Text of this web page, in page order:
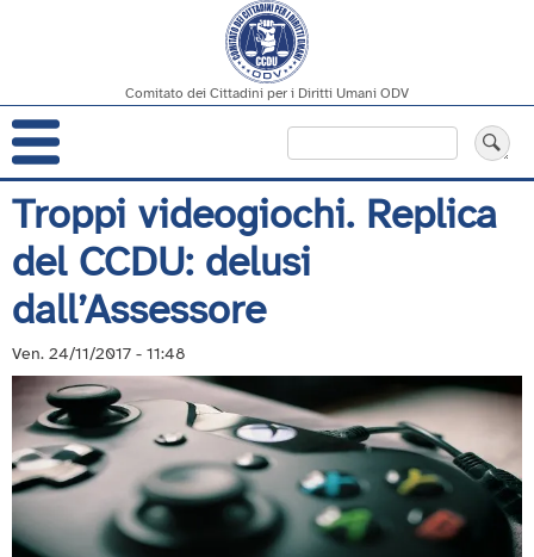
Salta
contenuto
principale
Comitato dei Cittadini per i Diritti Umani ODV
Navigazione
principale
Troppi videogiochi. Replica
del CCDU: delusi
dall’Assessore
Ven. 24/11/2017 - 11:48